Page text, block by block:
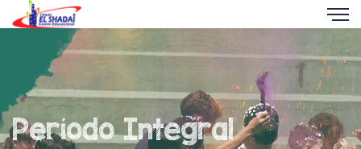
Período Integral